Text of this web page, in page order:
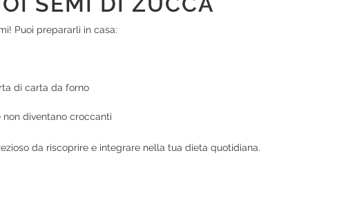
Puoi prepararli in casa:
di carta da forno
non diventano croccanti
da riscoprire e integrare nella tua dieta quotidiana.